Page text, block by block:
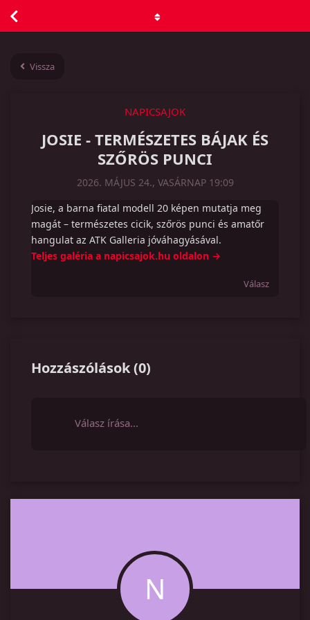
Vissza
NAPICSAJOK
JOSIE - TERMÉSZETES BÁJAK ÉS
SZŐRÖS PUNCI
2026. MÁJUS 24., VASÁRNAP 19:09
Josie, a barna fiatal modell 20 képen mutatja meg
magát – természetes cicik, szőrös punci és amatőr
hangulat az ATK Galleria jóváhagyásával.
Teljes galéria a napicsajok.hu oldalon →
Válasz
Hozzászólások(0)
Válasz írása…
N